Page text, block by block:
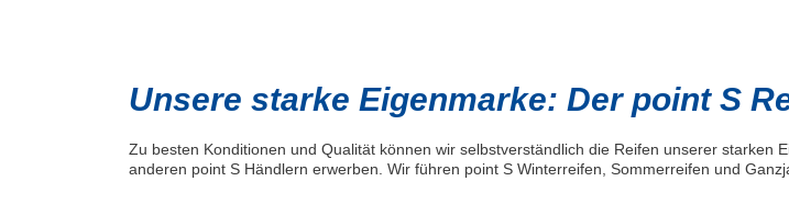
Unsere starke Eigenmarke: Der point S
Zu besten Konditionen und Qualität können wir selbstverständlich die Reifen unserer
anderen point S Händlern erwerben. Wir führen point S Winterreifen, Sommerreifen und